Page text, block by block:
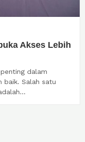
Akses Lebih
dalam
baik. Salah satu